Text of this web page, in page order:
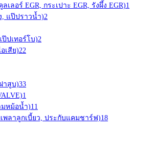
เลอร์ EGR, กระเปาะ EGR, รังผึ้ง EGR)1
, แป๊ปราวน้ำ)2
ปเทอร์โบ)2
เสีย)22
าสูบ)33
1
หม้อน้ำ)11
พลาลูกเบี้ยว, ประกับแคมชาร์ฟ)18